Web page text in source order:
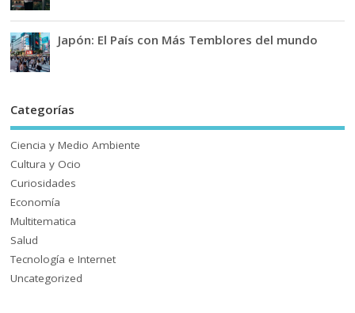
Japón: El País con Más Temblores del mundo
Categorías
Ciencia y Medio Ambiente
Cultura y Ocio
Curiosidades
Economía
Multitematica
Salud
Tecnología e Internet
Uncategorized